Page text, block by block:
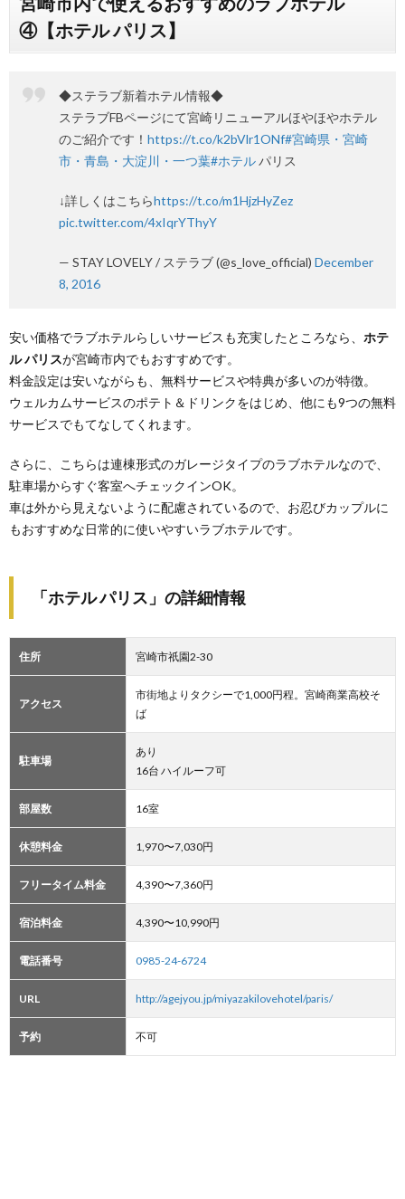
④【ホテル パリス】
◆ステラブ新着ホテル情報◆
ステラブFBページにて宮崎リニューアルほやほやホテル
のご紹介です！ https://t.co/k2bVlr1ONf#宮崎県・宮崎
市・青島・大淀川・一つ葉#ホテルパリス
↓詳しくはこちらhttps://t.co/m1HjzHyZez
pic.twitter.com/4xIqrYThyY
— STAY LOVELY / ステラブ (@s_love_official) December
8, 2016
安い価格でラブホテルらしいサービスも充実したところなら、 ホテ
ル パリスが宮崎市内でもおすすめです。
料金設定は安いながらも、無料サービスや特典が多いのが特徴。
ウェルカムサービスのポテト＆ドリンクをはじめ、他にも9つの無料
サービスでもてなしてくれます。
さらに、こちらは連棟形式のガレージタイプのラブホテルなので、
駐車場からすぐ客室へチェックインOK。
車は外から見えないように配慮されているので、お忍びカップルに
もおすすめな日常的に使いやすいラブホテルです。
「ホテル パリス」の詳細情報
住所 宮崎市祇園2-30
アクセス
市街地よりタクシーで1,000円程。宮崎商業高校そ
ば
駐車場
あり
16台 ハイルーフ可
部屋数 16室
休憩料金 1,970〜7,030円
フリータイム料金 4,390〜7,360円
宿泊料金 4,390〜10,990円
電話番号 0985-24-6724
URL http://agejyou.jp/miyazakilovehotel/paris/
予約 不可